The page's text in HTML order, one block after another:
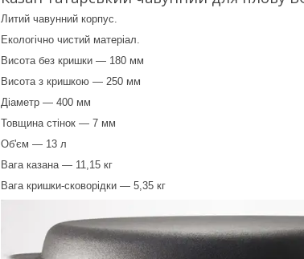
Литий чавунний корпус.
Екологічно чистий матеріал.
Висота без кришки — 180 мм
Висота з кришкою — 250 мм
Діаметр — 400 мм
Товщина стінок — 7 мм
Об'єм — 13 л
Вага казана — 11,15 кг
Вага кришки-сковорідки — 5,35 кг